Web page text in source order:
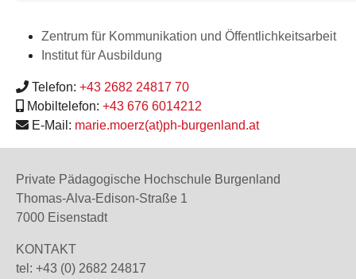
Zentrum für Kommunikation und Öffentlichkeitsarbeit
Institut für Ausbildung
Telefon: +43 2682 24817 70
Mobiltelefon: +43 676 6014212
E-Mail: marie.moerz(at)ph-burgenland.at
Private Pädagogische Hochschule Burgenland
Thomas-Alva-Edison-Straße 1
7000 Eisenstadt
KONTAKT
tel: +43 (0) 2682 24817